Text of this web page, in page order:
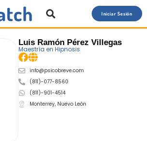
Iniciar Sesión
Luis Ramón Pérez Villegas
Maestría en Hipnosis
info@psicobreve.com
(811)-077-8560
(811)-901-4514
Monterrey, Nuevo León